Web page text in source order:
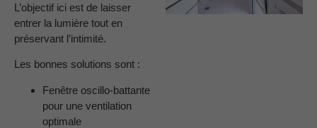
L’objectif ici est de laisser
entrer la lumière tout en
préservant l’intimité.
Les bonnes solutions sont :
Fenêtre oscillo-battante
pour une ventilation
optimale